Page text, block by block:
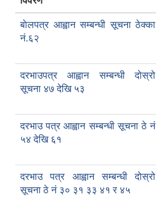
बाेलपत्र आह्वान सम्बन्धी सूचना ठेक्का
नं.६२
दरभाउपत्र आह्वान सम्बन्धी दोस्रो
सूचना ४७ देखि ५३
दरभाउ पत्र आह्वान सम्बन्धी सूचना ठे नं
५४ देखि ६१
दरभाउ पत्र आह्वान सम्बन्धी दोस्रो
सूचना ठे नं ३० ३१ ३३ ४१ र ४५